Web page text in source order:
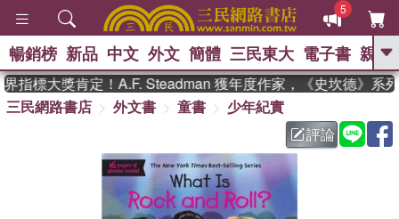
5
GO
熱搜： 東野圭吾 、
父親節 、 花開錦
方念華 、 台灣的
李登輝時代 、 數學女孩：黎曼猜想
、 偉大的迷走神經 、
群喵 、 臺灣漫遊錄
暢銷榜 新品 中文 外文 簡體 三民東大 電子書 親子
標大獎肯定！A.F. Steadman 獲年度作家，《史坎德》系列
三民網路書店
外文書 童書
少年紀實
評論